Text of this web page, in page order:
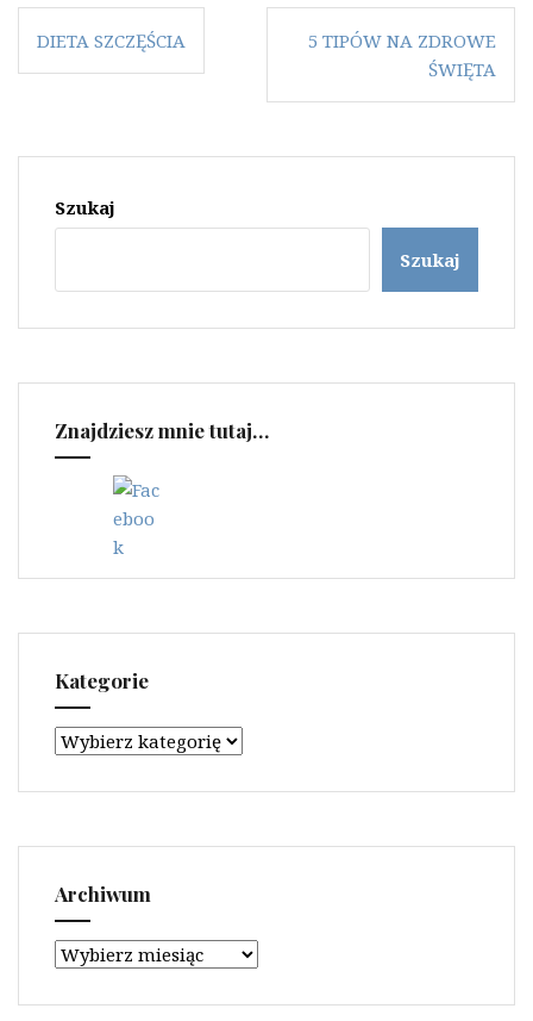
Nawigacja
wpisu
DIETA SZCZĘŚCIA
5 TIPÓW NA ZDROWE
ŚWIĘTA
Szukaj
Szukaj
Znajdziesz mnie tutaj…
Kategorie
Kategorie
Archiwum
Archiwum